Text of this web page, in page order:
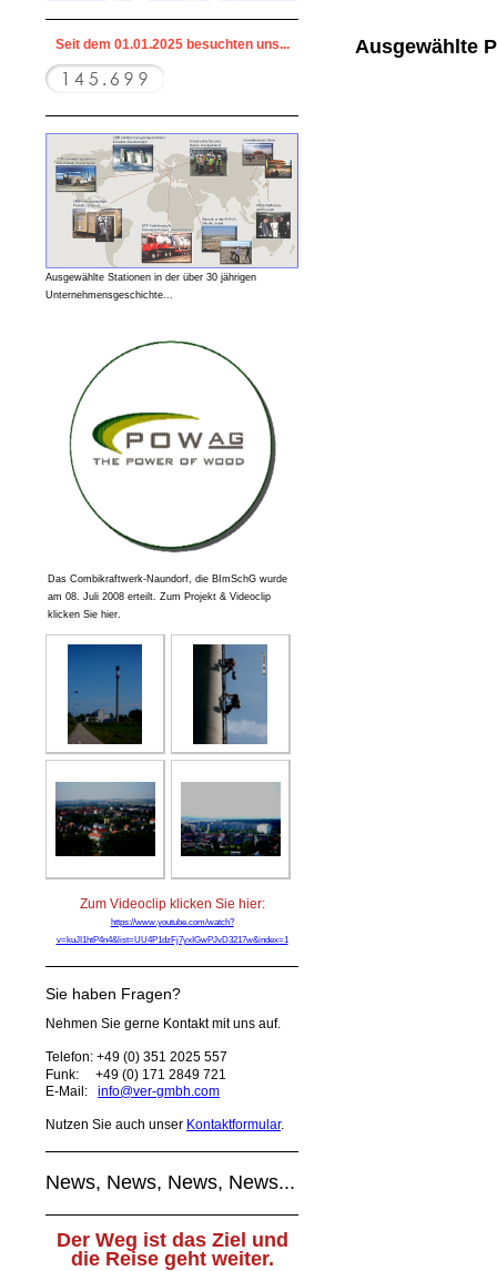
Seit dem 01.01.2025 besuchten uns...
Ausgewählte Stationen in der über 30 jährigen
Unternehmensgeschichte...
Das Combikraftwerk-Naundorf, die BImSchG wurde
am 08. Juli 2008 erteilt. Zum Projekt & Videoclip
klicken Sie hier.
Zum Videoclip klicken Sie hier:
https://www.youtube.com/watch?
v=kuJI1htP4n4&list=UU4P1dzFj7yxIGwPJvD3217w&index=1
Sie haben Fragen?
Nehmen Sie gerne Kontakt mit uns auf.
Telefon: +49 (0) 351 2025 557
Funk:
+49 (0) 171 2849 721
E-Mail: info@ver-gmbh.com
Nutzen Sie auch unser Kontaktformular.
News, News, News, News...
Der Weg ist das Ziel und
die Reise geht weiter.
Ausgewählte